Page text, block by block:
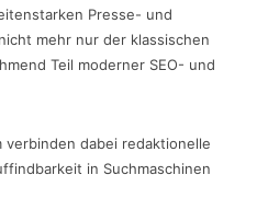
Presse- und
mehr nur der klassischen
Teil moderner SEO- und
dabei redaktionelle
in Suchmaschinen